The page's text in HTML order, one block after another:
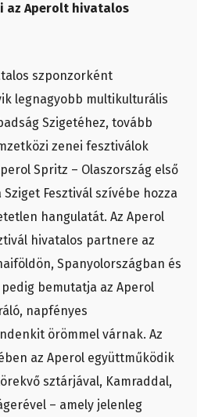
az Aperolt hivatalos
szponzorként
legnagyobb multikulturális
Szigetéhez, tovább
zenei fesztiválok
Spritz – Olaszország első
Fesztivál szívébe hozza
hangulatát. Az Aperol
hivatalos partnere az
Spanyolországban és
bemutatja az Aperol
napfényes
örömmel várnak. Az
az Aperol együttműködik
sztárjával, Kamraddal,
– amely jelenleg